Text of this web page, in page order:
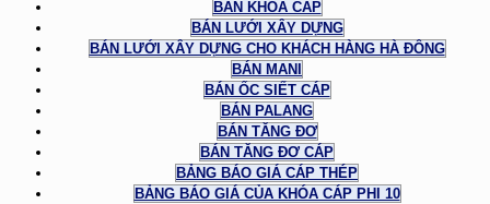
BÁN KHÓA CÁP
BÁN LƯỚI XÂY DỰNG
BÁN LƯỚI XÂY DỰNG CHO KHÁCH HÀNG HÀ ĐÔNG
BÁN MANI
BÁN ỐC SIẾT CÁP
BÁN PALANG
BÁN TĂNG ĐƠ
BÁN TĂNG ĐƠ CÁP
BẢNG BÁO GIÁ CÁP THÉP
BẢNG BÁO GIÁ CỦA KHÓA CÁP PHI 10